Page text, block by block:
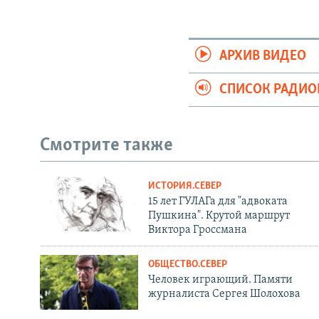
АРХИВ ВИДЕО
СПИСОК
Смотрите также
ИСТОРИЯ.СЕВЕР
15 лет ГУЛАГа для "адвоката
Пушкина". Крутой маршрут
Виктора Гроссмана
ОБЩЕСТВО.СЕВЕР
Человек играющий. Памяти
журналиста Сергея Шолохова